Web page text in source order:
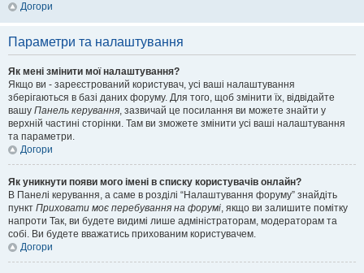
Догори
Параметри та налаштування
Як мені змінити мої налаштування?
Якщо ви - зареєстрований користувач, усі ваші налаштування
зберігаються в базі даних форуму. Для того, щоб змінити їх, відвідайте
вашу Панель керування, зазвичай це посилання ви можете знайти у
верхній частині сторінки. Там ви зможете змінити усі ваші налаштування
та параметри.
Догори
Як уникнути появи мого імені в списку користувачів онлайн?
В Панелі керування, а саме в розділі “Налаштування форуму” знайдіть
пункт Приховати моє перебування на форумі, якщо ви залишите помітку
напроти Так, ви будете видимі лише адміністраторам, модераторам та
собі. Ви будете вважатись прихованим користувачем.
Догори